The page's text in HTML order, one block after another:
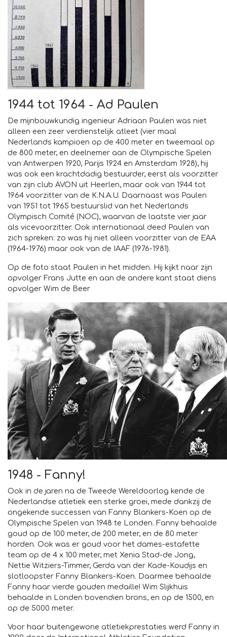
1944 tot 1964 - Ad Paulen
De mijnbouwkundig ingenieur Adriaan Paulen was niet
alleen een zeer verdienstelijk atleet (vier maal
Nederlands kampioen op de 400 meter en tweemaal op
de 800 meter, en deelnemer aan de Olympische Spelen
van Antwerpen 1920, Parijs 1924 en Amsterdam 1928), hij
was ook een krachtdadig bestuurder, eerst als voorzitter
van zijn club AVON uit Heerlen, maar ook van 1944 tot
1964 voorzitter van de K.N.A.U. Daarnaast was Paulen
van 1951 tot 1965 bestuurslid van het Nederlands
Olympisch Comité (NOC), waarvan de laatste vier jaar
als vicevoorzitter. Ook internationaal deed Paulen van
zich spreken: zo was hij niet alleen voorzitter van de EAA
(1964-1976) maar ook van de IAAF (1976-1981).
Op de foto staat Paulen in het midden. Hij kijkt naar zijn
opvolger Frans Jutte en aan de andere kant staat diens
opvolger Wim de Beer
1948 - Fanny!
Ook in de jaren na de Tweede Wereldoorlog kende de
Nederlandse atletiek een sterke groei, mede dankzij de
ongekende successen van Fanny Blankers-Koen op de
Olympische Spelen van 1948 te Londen. Fanny behaalde
goud op de 100 meter, de 200 meter, en de 80 meter
horden. Ook was er goud voor het dames-estafette
team op de 4 x 100 meter, met Xenia Stad-de Jong,
Nettie Witziers-Timmer, Gerda van der Kade-Koudijs en
slotloopster Fanny Blankers-Koen. Daarmee behaalde
Fanny haar vierde gouden medaille! Wim Slijkhuis
behaalde in Londen bovendien brons, en op de 1500, en
op de 5000 meter.
Voor haar buitengewone atletiekprestaties werd Fanny in